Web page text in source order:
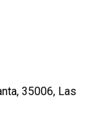
35006, Las